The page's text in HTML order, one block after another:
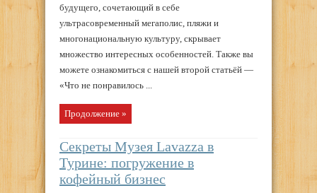
будущего, сочетающий в себе
ультрасовременный мегаполис, пляжи и
многонациональную культуру, скрывает
множество интересных особенностей. Также вы
можете ознакомиться с нашей второй статьёй —
«Что не понравилось ...
Продолжение »
Секреты Музея Lavazza в
Турине: погружение в
кофейный бизнес